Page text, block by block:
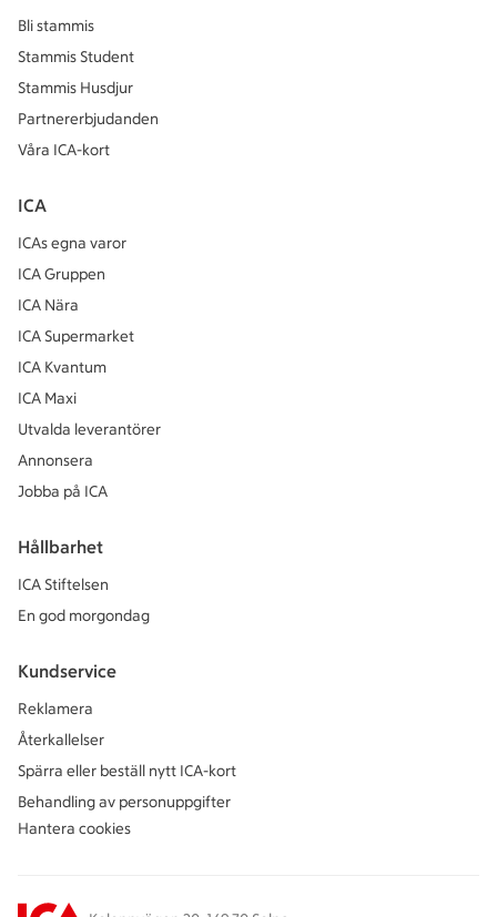
Bli stammis
Stammis Student
Stammis Husdjur
Partnererbjudanden
Våra ICA-kort
ICA
ICAs egna varor
ICA Gruppen
ICA Nära
ICA Supermarket
ICA Kvantum
ICA Maxi
Utvalda leverantörer
Annonsera
Jobba på ICA
Hållbarhet
ICA Stiftelsen
En god morgondag
Kundservice
Reklamera
Återkallelser
Spärra eller beställ nytt ICA-kort
Behandling av personuppgifter
Hantera cookies